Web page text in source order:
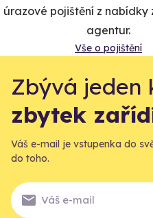
úrazové pojištění z nabídky
agentur.
Vše o pojištění
Zbývá jeden
zbytek
Váš e-mail je vstupenka do
do toho.